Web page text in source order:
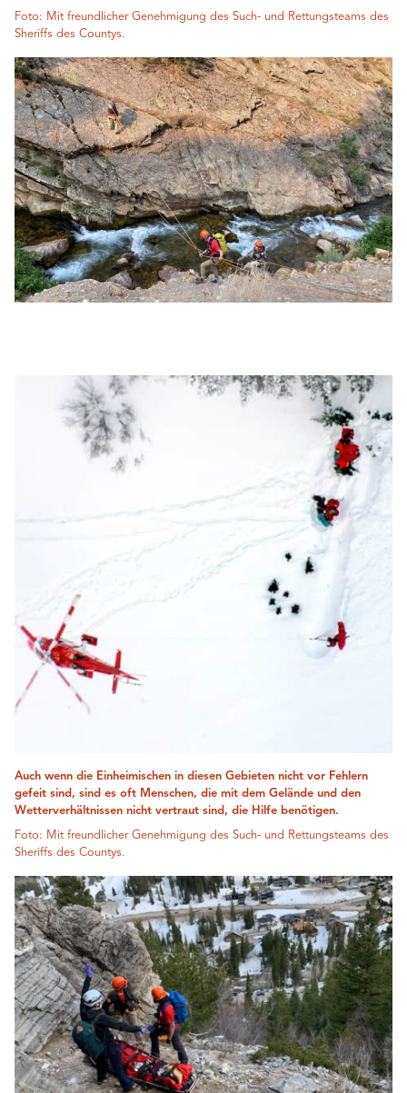
Foto: Mit freundlicher Genehmigung des Such- und Rettungsteams des
Sheriffs des Countys.
Auch wenn die Einheimischen in diesen Gebieten nicht vor Fehlern
gefeit sind, sind es oft Menschen, die mit dem Gelände und den
Wetterverhältnissen nicht vertraut sind, die Hilfe benötigen.
Foto: Mit freundlicher Genehmigung des Such- und Rettungsteams des
Sheriffs des Countys.